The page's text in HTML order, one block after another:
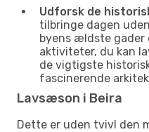
Udforsk de
tilbringe dagen
byens ældste gader
aktiviteter, du kan
de vigtigste
fascinerende
Lavsæson i Beira
Dette er uden tvivl den